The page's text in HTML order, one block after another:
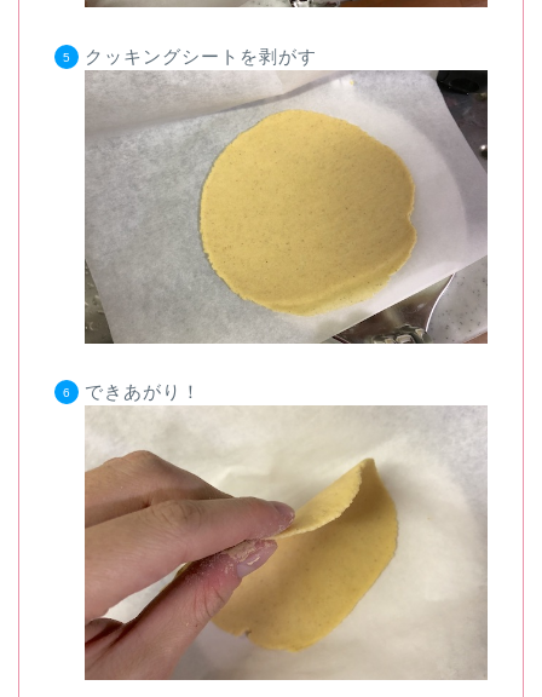
クッキングシートを剥がす
できあがり！